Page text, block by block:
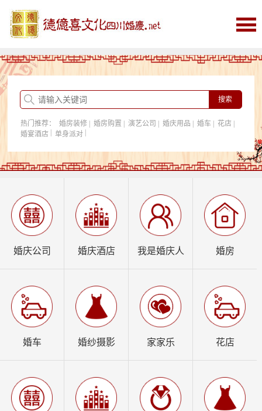
首页
婚庆
婚庆酒店
婚房购置
我是婚庆人
热门推荐： 婚房装修| 婚房购置 演艺公司 婚庆用品 婚车| 花店|
婚宴酒店| 单身派对|
婚庆公司 婚庆酒店 我是婚庆人 婚房
婚车 婚纱摄影 家家乐 花店